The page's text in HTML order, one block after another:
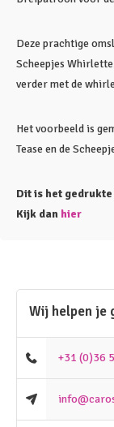
Deze prachtige
Scheepjes
verder met de
Het voorbeeld is
Tease en de
Dit is het
Kijk dan hier
Wij helpen je
+31 (0)36